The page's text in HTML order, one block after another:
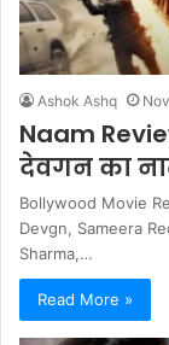
Ashok Ashq
Naam
देवगन का
Bollywood Movie
Devgn, Sameera
Sharma,…
Read More »